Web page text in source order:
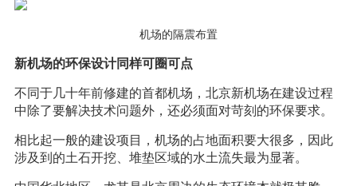
机场的隔震布置
新机场的环保设计同样可圈可点
不同于几十年前修建的首都机场，北京新机场在建设过程
中除了要解决技术问题外，还必须面对苛刻的环保要求。
相比起一般的建设项目，机场的占地面积要大很多，因此
涉及到的土石开挖、堆垫区域的水土流失最为显著。